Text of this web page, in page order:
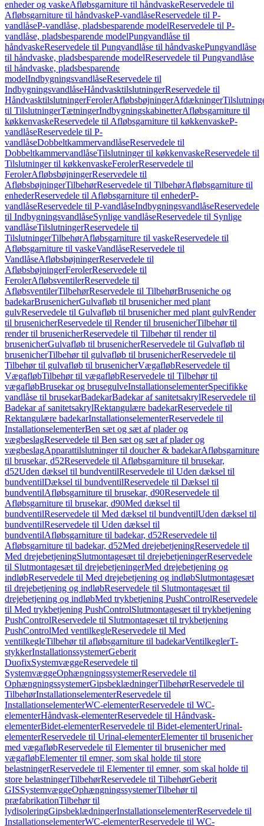
enheder og vaskeAfløbsgarniture til håndvaskeReservedele til
Afløbsgarniture til håndvaskeP-vandlåseReservedele til P-
vandlåseP-vandlåse, pladsbesparende modelReservedele til P-
vandlåse, pladsbesparende modelPungvandlåse til
håndvaskeReservedele til Pungvandlåse til håndvaskePungvandlåse
til håndvaske, pladsbesparende modelReservedele til Pungvandlåse
til håndvaske, pladsbesparende
modelIndbygningsvandlåseReservedele til
IndbygningsvandlåseHåndvasktilslutningerReservedele til
HåndvasktilslutningerFerolerAfløbsbøjningerAfdækninger
til TilslutningerTætningerIndbygningskabinetterAfløbsgarniture til
køkkenvaskeReservedele til Afløbsgarniture til køkkenvaskeP-
vandlåseReservedele til P-
vandlåseDobbeltkammervandlåseReservedele til
DobbeltkammervandlåseTilslutninger til køkkenvaskeReservedele til
Tilslutninger til køkkenvaskeFerolerReservedele til
FerolerAfløbsbøjningerReservedele til
AfløbsbøjningerTilbehørReservedele til TilbehørAfløbsgarniture til
enhederReservedele til Afløbsgarniture til enhederP-
vandlåseReservedele til P-vandlåseIndbygningsvandlåseReservedele
til IndbygningsvandlåseSynlige vandlåseReservedele til Synlige
vandlåseTilslutningerReservedele til
TilslutningerTilbehørAfløbsgarniture til vaskeReservedele til
Afløbsgarniture til vaskeVandlåseReservedele til
VandlåseAfløbsbøjningerReservedele til
AfløbsbøjningerFerolerReservedele til
FerolerAfløbsventilerReservedele til
AfløbsventilerTilbehørReservedele til TilbehørBruseniche og
badekarBrusenicherGulvafløb til brusenicher med plant
gulvReservedele til Gulvafløb til brusenicher med plant gulvRender
til brusenicherReservedele til Render til brusenicherTilbehør til
render til brusenicherReservedele til Tilbehør til render til
brusenicherGulvafløb til brusenicherReservedele til Gulvafløb til
brusenicherTilbehør til gulvafløb til brusenicherReservedele til
Tilbehør til gulvafløb til brusenicherVægafløbReservedele til
VægafløbTilbehør til vægafløbReservedele til Tilbehør til
vægafløbBrusekar og brusegulveInstallationselementerSpecifikke
vandlåse til brusekarBadekarBadekar af sanitetsakrylReservedele til
Badekar af sanitetsakrylRektangulære badekarReservedele til
Rektangulære badekarInstallationselementerReservedele til
InstallationselementerBen sæt og sæt af plader og
vægbeslagReservedele til Ben sæt og sæt af plader og
vægbeslagApparattilslutninger til doucher & badekarAfløbsgarniture
til brusekar, d52Reservedele til Afløbsgarniture til brusekar,
d52Uden dæksel til bundventilReservedele til Uden dæksel til
bundventilDæksel til bundventilReservedele til Dæksel til
bundventilAfløbsgarniture til brusekar, d90Reservedele til
Afløbsgarniture til brusekar, d90Med dæksel til
bundventilReservedele til Med dæksel til bundventilUden dæksel til
bundventilReservedele til Uden dæksel til
bundventilAfløbsgarniture til badekar, d52Reservedele til
Afløbsgarniture til badekar, d52Med drejebetjeningReservedele til
Med drejebetjeningSlutmontagesæt til drejebetjeningerReservedele
til Slutmontagesæt til drejebetjeningerMed drejebetjening og
indløbReservedele til Med drejebetjening og indløbSlutmontagesæt
til drejebetjening og indløbReservedele til Slutmontagesæt til
drejebetjening og indløbMed trykbetjening PushControlReservedele
til Med trykbetjening PushControlSlutmontagesæt til trykbetjening
PushControlReservedele til Slutmontagesæt til trykbetjening
PushControlMed ventilkegleReservedele til Med
ventilkegleTilbehør til afløbsgarniture til badekarVentilkeglerT-
stykkerInstallationssystemerGeberit
DuofixSystemvæggeReservedele til
SystemvæggeOphængningssystemerReservedele til
OphængningssystemerGipsbeklædningerTilbehørReservedele til
TilbehørInstallationselementerReservedele til
InstallationselementerWC-elementerReservedele til WC-
elementerHåndvask-elementerReservedele til Håndvask-
elementerBidet-elementerReservedele til Bidet-elementerUrinal-
elementerReservedele til Urinal-elementerElementer til brusenicher
med vægafløbReservedele til Elementer til brusenicher med
vægafløbElementer til emner, som skal holde til store
belastningerReservedele til Elementer til emner, som skal holde til
store belastningerTilbehørReservedele til TilbehørGeberit
GISSystemvæggeOphængningssystemerTilbehør til
præfabrikationTilbehør til
lydisoleringGipsbeklædningerInstallationselementerReservedele til
InstallationselementerWC-elementerReservedele til WC-